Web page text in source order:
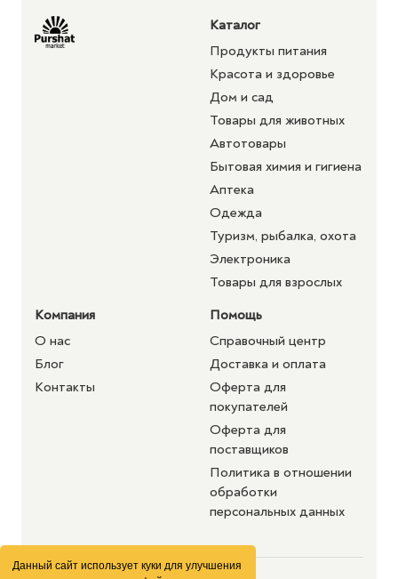
Данный сайт использует куки для улучшения
Каталог
Продукты питания
Красота и здоровье
Дом и сад
Товары для животных
Автотовары
Бытовая химия и гигиена
Аптека
Одежда
Туризм, рыбалка, охота
Электроника
Товары для взрослых
Компания
О нас
Блог
Контакты
Помощь
Справочный центр
Доставка и оплата
Оферта для
покупателей
Оферта для
поставщиков
Политика в отношении
обработки
персональных данных